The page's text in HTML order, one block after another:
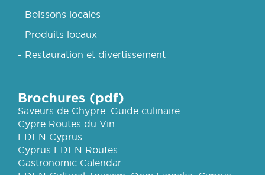
- Boissons locales
- Produits locaux
- Restauration et divertissement
Brochures (pdf)
Saveurs de Chypre: Guide culinaire
Cypre Routes du Vin
EDEN Cyprus
Cyprus EDEN Routes
Gastronomic Calendar